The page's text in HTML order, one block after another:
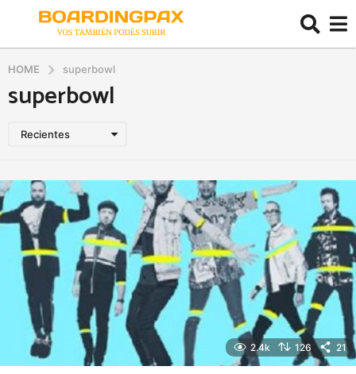
HOME superbowl
superbowl
Recientes
2.4k 126 21